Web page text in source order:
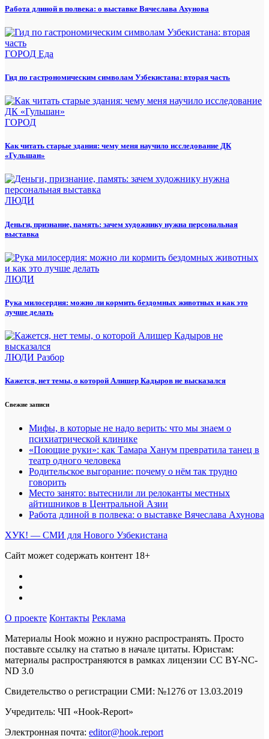
Работа длиной в полвека: о выставке Вячеслава Ахунова
ГОРОД Еда
Гид по гастрономическим символам Узбекистана: вторая часть
ГОРОД
Как читать старые здания: чему меня научило исследование ДК
«Гульшан»
ЛЮДИ
Деньги, признание, память: зачем художнику нужна персональная
выставка
ЛЮДИ
Рука милосердия: можно ли кормить бездомных животных и как это
лучше делать
ЛЮДИ Разбор
Кажется, нет темы, о которой Алишер Кадыров не высказался
Свежие записи
Мифы, в которые не надо верить: что мы знаем о
психиатрической клинике
«Поющие руки»: как Тамара Ханум превратила танец в
театр одного человека
Родительское выгорание: почему о нём так трудно
говорить
Место занято: вытеснили ли релоканты местных
айтишников в Центральной Азии
Работа длиной в полвека: о выставке Вячеслава Ахунова
ХУК! — СМИ для Нового Узбекистана
Сайт может содержать контент 18+
О проекте Контакты Реклама
Материалы Hook можно и нужно распространять. Просто
поставьте ссылку на статью в начале цитаты. Юристам:
материалы распространяются в рамках лицензии CC BY-NC-
ND 3.0
Свидетельство о регистрации СМИ: №1276 от 13.03.2019
Учредитель: ЧП «Hook-Report»
Электронная почта: editor@hook.report